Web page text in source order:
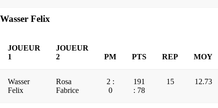
Wasser Felix
JOUEUR
1
JOUEUR
2
PM PTS REP MOY
Wasser
Felix
Rosa
Fabrice
2 :
0
191
: 78
15 12.73